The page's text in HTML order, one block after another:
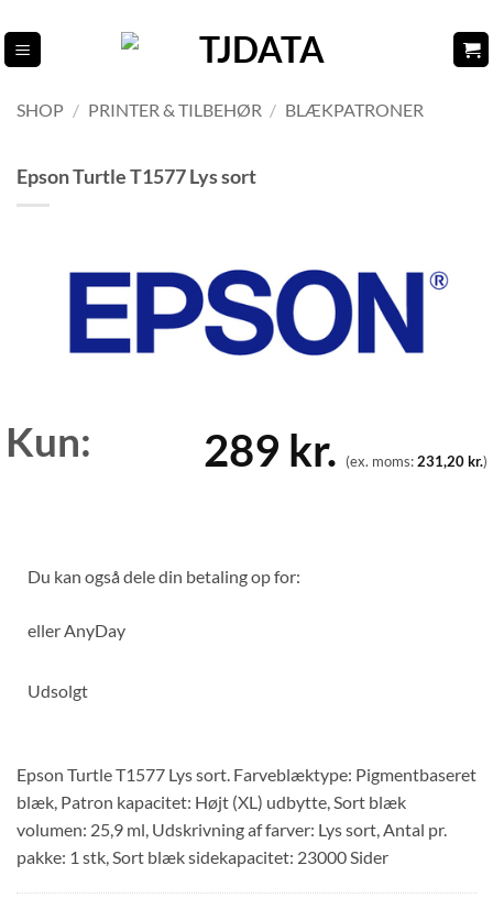
til
indhold
SHOP / PRINTER & TILBEHØR / BLÆKPATRONER
Epson Turtle T1577 Lys sort
Kun: 289 kr. (ex. moms:231,20kr.)
Du kan også dele din betaling op for:
ellerAnyDay
Udsolgt
Epson Turtle T1577 Lys sort. Farveblæktype: Pigmentbaseret
blæk, Patron kapacitet: Højt (XL) udbytte, Sort blæk
volumen: 25,9 ml, Udskrivning af farver: Lys sort, Antal pr.
pakke: 1 stk, Sort blæk sidekapacitet: 23000 Sider